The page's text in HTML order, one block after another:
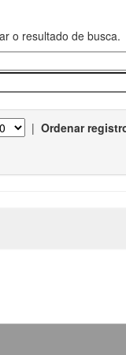
o resultado de busca.
| Ordenar